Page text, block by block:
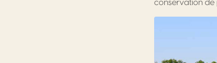
conservation de